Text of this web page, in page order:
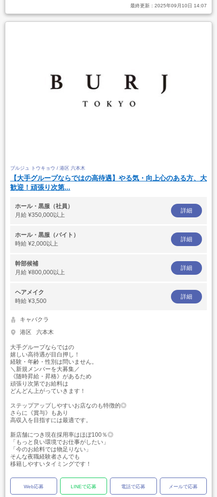
最終更新： 2025年09月10日 14:07
ブルジュ トウキョウ / 港区 六本木
【大手グループならではの高待遇】やる気・向上心のある方、大
歓迎！頑張り次第...
ホール・黒服（社員）
月給 ¥350,000以上
詳細
ホール・黒服（バイト）
時給 ¥2,000以上
詳細
幹部候補
月給 ¥800,000以上
詳細
ヘアメイク
時給 ¥3,500
詳細
キャバクラ
港区
六本木
大手グループならではの
嬉しい高待遇が目白押し！
経験・年齢・性別は問いません。
＼新規メンバーを大募集／
《随時昇給・昇格》があるため
頑張り次第でお給料は
どんどん上がっていきます！
ステップアップしやすいお店なのも特徴的◎
さらに《賞与》もあり
高収入を目指すには最適です。
新店舗につき現在採用率はほぼ100％◎
「もっと良い環境でお仕事がしたい」
「今のお給料では物足りない」
そんな夜職経験者さんでも
移籍しやすいタイミングです！
Web応募 LINEで応募 電話で応募 メールで応募